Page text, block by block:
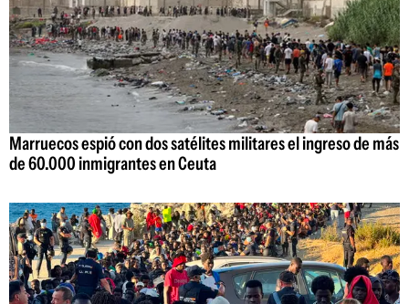
Marruecos espió con dos satélites militares el ingreso de más
de 60.000 inmigrantes en Ceuta